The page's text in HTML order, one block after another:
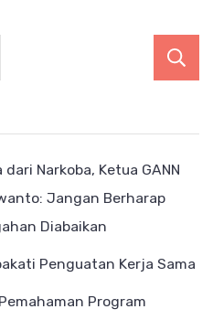
Narkoba, Ketua GANN
Jangan Berharap
Diabaikan
Penguatan Kerja Sama
Program